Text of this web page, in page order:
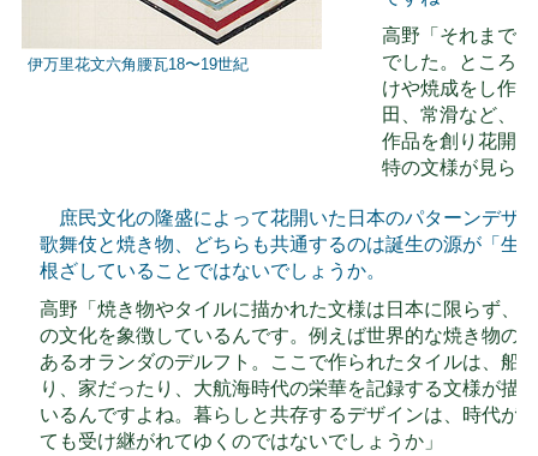
高野「それまで
でした。ところ
けや焼成をし作
田、常滑など、
作品を創り花開
特の文様が見ら
伊万里花文六角腰瓦18〜19世紀
庶民文化の隆盛によって花開いた日本のパターンデザ
歌舞伎と焼き物、どちらも共通するのは誕生の源が「生
根ざしていることではないでしょうか。
高野「焼き物やタイルに描かれた文様は日本に限らず、
の文化を象徴しているんです。例えば世界的な焼き物の
あるオランダのデルフト。ここで作られたタイルは、船
り、家だったり、大航海時代の栄華を記録する文様が描
いるんですよね。暮らしと共存するデザインは、時代が
ても受け継がれてゆくのではないでしょうか」